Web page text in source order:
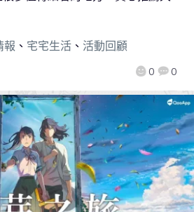
0 0
報 、 宅宅生活、 活動回顧